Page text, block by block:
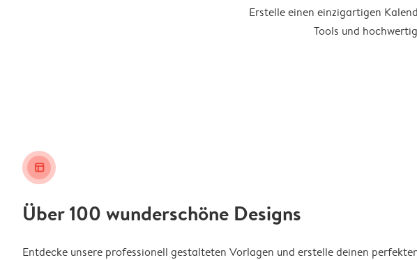
Erstelle einen einzigartigen
Tools und
layout_alt
Über 100 wunderschöne Designs
Entdecke unsere professionell gestalteten Vorlagen und erstelle deinen